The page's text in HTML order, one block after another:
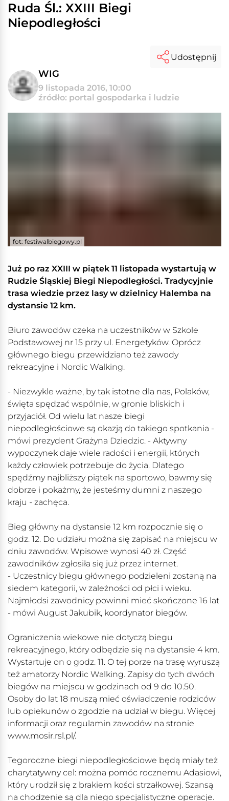
Ruda Śl.: XXIII Biegi
Niepodległości
WIG
9 listopada 2016, 10:00
źródło: portal gospodarka i ludzie
Udostępnij
fot: festiwalbiegowy.pl
Już po raz XXIII w piątek 11 listopada wystartują w
Rudzie Śląskiej Biegi Niepodległości. Tradycyjnie
trasa wiedzie przez lasy w dzielnicy Halemba na
dystansie 12 km.
Biuro zawodów czeka na uczestników w Szkole
Podstawowej nr 15 przy ul. Energetyków. Oprócz
głównego biegu przewidziano też zawody
rekreacyjne i Nordic Walking.
- Niezwykle ważne, by tak istotne dla nas, Polaków,
święta spędzać wspólnie, w gronie bliskich i
przyjaciół. Od wielu lat nasze biegi
niepodległościowe są okazją do takiego spotkania -
mówi prezydent Grażyna Dziedzic. - Aktywny
wypoczynek daje wiele radości i energii, których
każdy człowiek potrzebuje do życia. Dlatego
spędźmy najbliższy piątek na sportowo, bawmy się
dobrze i pokażmy, że jesteśmy dumni z naszego
kraju - zachęca.
Bieg główny na dystansie 12 km rozpocznie się o
godz. 12. Do udziału można się zapisać na miejscu w
dniu zawodów. Wpisowe wynosi 40 zł. Część
zawodników zgłosiła się już przez internet.
- Uczestnicy biegu głównego podzieleni zostaną na
siedem kategorii, w zależności od płci i wieku.
Najmłodsi zawodnicy powinni mieć skończone 16 lat
- mówi August Jakubik, koordynator biegów.
Ograniczenia wiekowe nie dotyczą biegu
rekreacyjnego, który odbędzie się na dystansie 4 km.
Wystartuje on o godz. 11. O tej porze na trasę wyruszą
też amatorzy Nordic Walking. Zapisy do tych dwóch
biegów na miejscu w godzinach od 9 do 10.50.
Osoby do lat 18 muszą mieć oświadczenie rodziców
lub opiekunów o zgodzie na udział w biegu. Więcej
informacji oraz regulamin zawodów na stronie
www.mosir.rsl.pl/.
Tegoroczne biegi niepodległościowe będą miały też
charytatywny cel: można pomóc rocznemu Adasiowi,
który urodził się z brakiem kości strzałkowej. Szansą
na chodzenie są dla niego specjalistyczne operacje.